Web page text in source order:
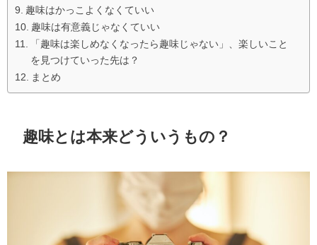
趣味はかっこよくなくていい
趣味は有意義じゃなくていい
「趣味は楽しめなくなったら趣味じゃない」、楽しいこと
を見つけていった先は？
まとめ
趣味とは本来どういうもの？